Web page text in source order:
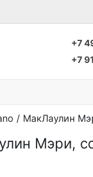
+7
+7
/ МакЛаулин
Мэри,